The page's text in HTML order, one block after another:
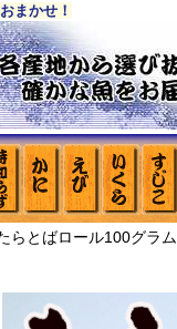
まかせ！
らとばロール100グラム